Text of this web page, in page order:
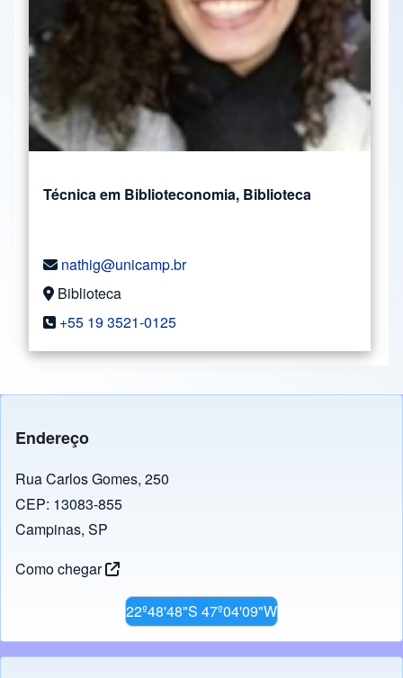
Técnica em Biblioteconomia, Biblioteca
nathig@unicamp.br
Biblioteca
+55 19 3521-0125
Endereço
Rua Carlos Gomes, 250
CEP: 13083-855
Campinas, SP
Como chegar
22º48'48"S 47º04'09"W